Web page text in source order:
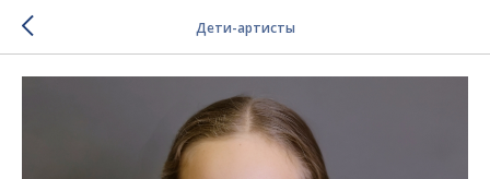
Дети-артисты